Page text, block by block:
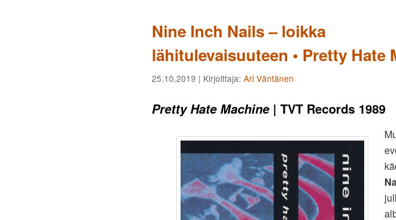
Nine Inch Nails – loikka
lähitulevaisuuteen • Pretty Hate
25.10.2019 | Kirjoittaja: Ari Väntänen
Pretty Hate Machine | TVT Records 1989